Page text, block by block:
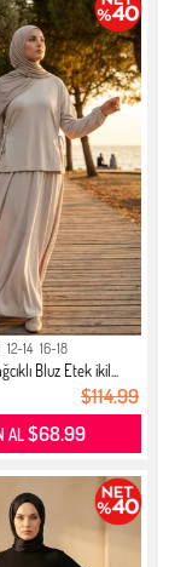
12-14 16-18
Bluz Etek ikil...
$114.99
AL$68.99